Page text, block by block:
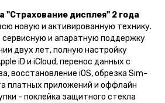
"Страхование дисплея" 2 года
новую и активированную технику.
сервисную и апаратную поддержку
двух лет, полную настройку
iD и iCloud, перенос данных с
восстановление iOS, обрезка Sim-
платных приложений и оффлайн
- поклейка защитного стекла